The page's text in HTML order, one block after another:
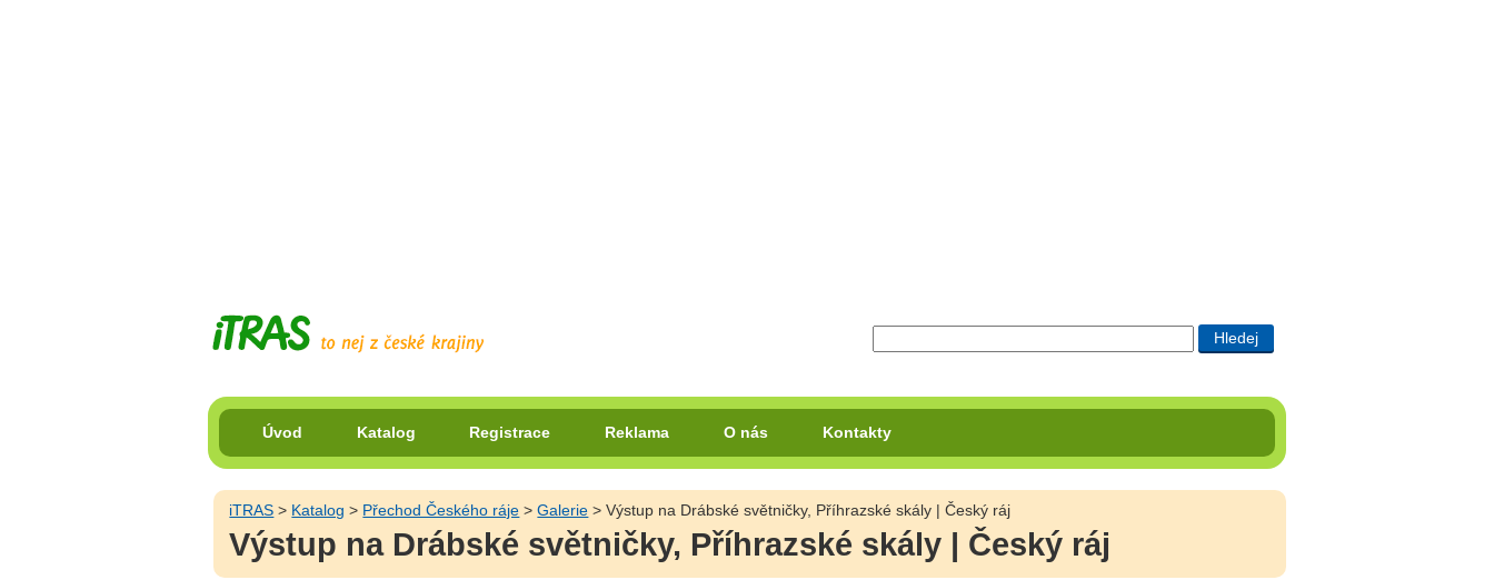
Úvod Katalog Registrace Reklama O nás Kontakty
iTRAS > Katalog > Přechod Českého ráje >Galerie > Výstup na Drábské světničky, Příhrazské skály | Český ráj
Výstup na Drábské světničky, Příhrazské skály | Český ráj